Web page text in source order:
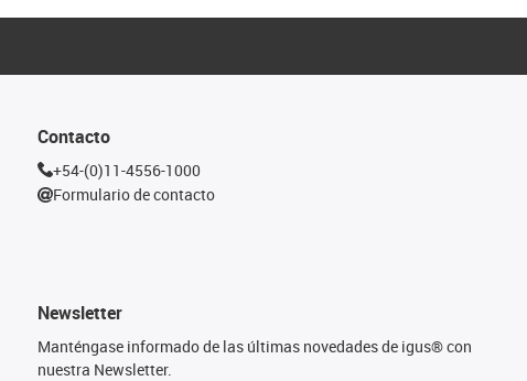
Contacto
+54-(0)11-4556-1000
Formulario de contacto
Newsletter
Manténgase informado de las últimas novedades de igus® con
nuestra Newsletter.